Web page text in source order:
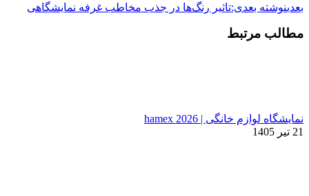
بعدینوشته بعدی:تاثیر رنگ‌ها در جذب مخاطب غرفه نمایشگاهی
مطالب مرتبط
نمایشگاه لوازم خانگی | hamex 2026
21 تیر 1405